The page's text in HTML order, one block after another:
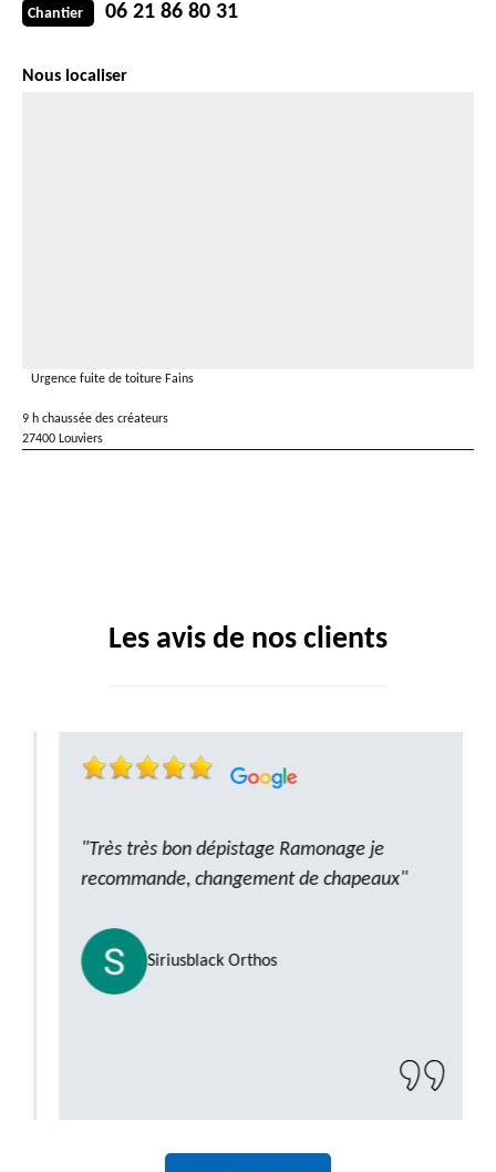
Chantier 06 21 86 80 31
Nous localiser
Urgence fuite de toiture Fains
9 h chaussée des créateurs
27400 Louviers
Les avis de nos clients
"Très très bon dépistage Ramonage je
recommande, changement de chapeaux"
Siriusblack Orthos